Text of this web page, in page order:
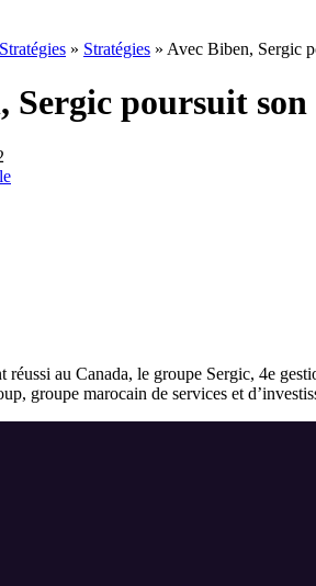
» Stratégies » Avec Biben, Sergic
Sergic poursuit
réussi au Canada, le groupe Sergic, 4e
groupe marocain de services et